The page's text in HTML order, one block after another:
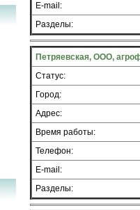
E-mail:
Разделы:
Петряевская, ООО,
Статус:
Город:
Адрес:
Время работы:
Телефон:
E-mail:
Разделы: